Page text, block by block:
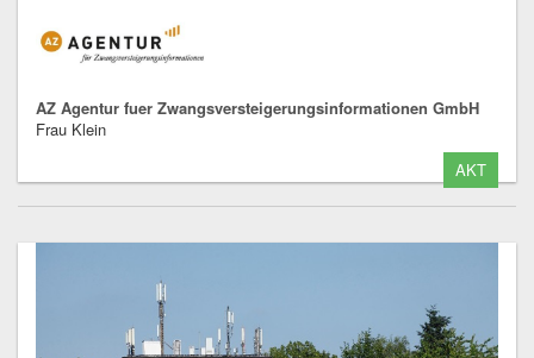
AZ Agentur fuer Zwangsversteigerungsinformationen GmbH
Frau Klein
AKT